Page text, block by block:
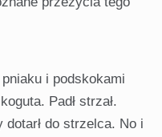
i podskokami
Padł strzał.
do strzelca. No i